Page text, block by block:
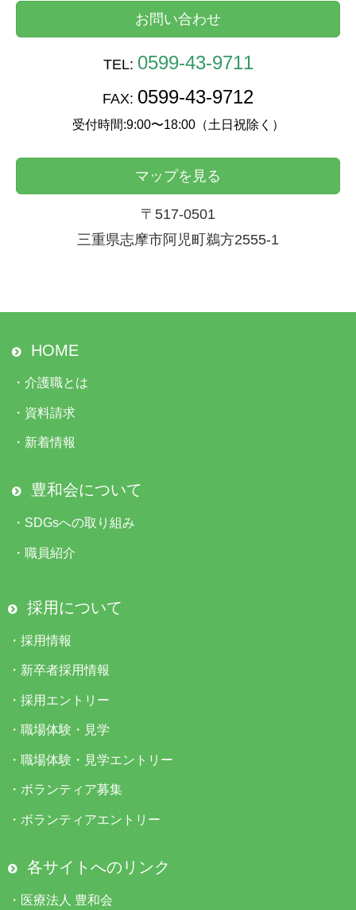
お問い合わせ
TEL: 0599-43-9711
FAX: 0599-43-9712
受付時間:9:00〜18:00（土日祝除く）
マップを見る
〒517-0501
三重県志摩市阿児町鵜方2555-1
HOME
・ 介護職とは
・ 資料請求
・ 新着情報
豊和会について
・ SDGsへの取り組み
・ 職員紹介
採用について
・ 採用情報
・ 新卒者採用情報
・ 採用エントリー
・ 職場体験・見学
・ 職場体験・見学エントリー
・ ボランティア募集
・ ボランティアエントリー
各サイトへのリンク
・ 医療法人 豊和会